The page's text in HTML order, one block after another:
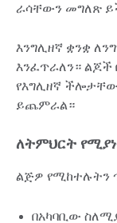
ራሳቸውን መግለጽ
እንግሊዘኛ ቋንቋ
እንፈጥራለን።
የእግሊዘኛ
ይጨምራል።
ለትምህርት
ልጅዎ የሚከተሉትን
በአካባቢው